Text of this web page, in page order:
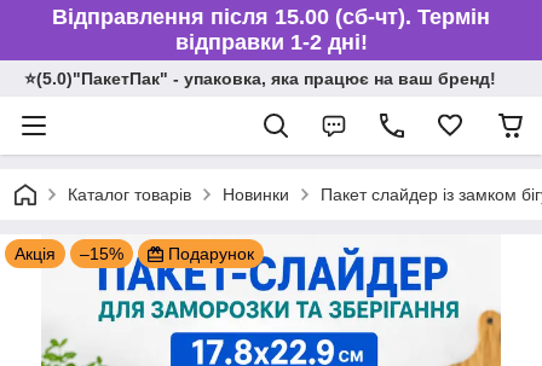
Відправлення після 15.00 (сб-чт). Термін
відправки 1-2 дні!
⭐️(5.0)"ПакетПак" - упаковка, яка працює на ваш бренд!
Каталог товарів Новинки Пакет слайдер із замком
Акція –15% Подарунок